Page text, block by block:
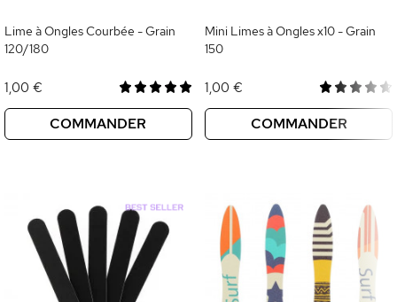
Lime à Ongles Courbée - Grain
120/180
1,00 €
COMMANDER
Mini Limes à Ongles x10 - Grain
150
1,00 €
COMMANDER